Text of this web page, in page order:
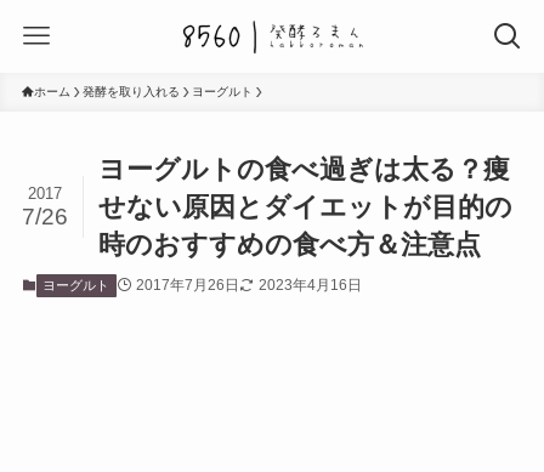
ホーム 発酵を取り入れる ヨーグルト
ヨーグルトの食べ過ぎは太る？痩
せない原因とダイエットが目的の
時のおすすめの食べ方＆注意点
2017
7/26
ヨーグルト 2017年7月26日 2023年4月16日